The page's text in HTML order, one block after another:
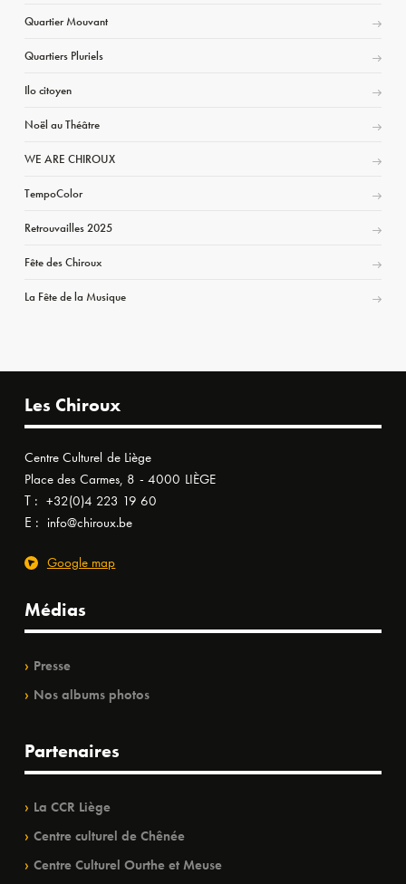
Quartier Mouvant
Quartiers Pluriels
Ilo citoyen
Noël au Théâtre
WE ARE CHIROUX
TempoColor
Retrouvailles 2025
Fête des Chiroux
La Fête de la Musique
Les Chiroux
Centre Culturel de Liège
Place des Carmes, 8 - 4000 LIÈGE
T : +32(0)4 223 19 60
E : info@chiroux.be
Google map
Médias
Presse
Nos albums photos
Partenaires
La CCR Liège
Centre culturel de Chênée
Centre Culturel Ourthe et Meuse